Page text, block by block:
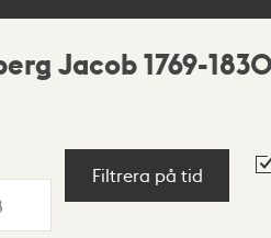
Jacob 1769-1830
Filtrera på tid